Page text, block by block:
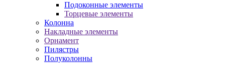
Подоконные элементы
Торцевые элементы
Колонна
Накладные элементы
Орнамент
Пилястры
Полуколонны